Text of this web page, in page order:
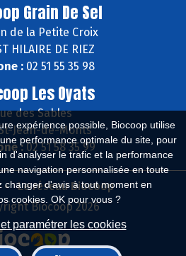
expérience possible, Biocoop utilise
performance optimale du site, pour
d'analyser le trafic et la performance
navigation personnalisée en toute
changer d'avis à tout moment en
cookies. OK pour vous ?
paramétrer les cookies
Grain De Sel
de la Petite Croix
HILAIRE DE RIEZ
: 02 51 55 35 98
Les Oyats
des Sables
Jean-de-Monts
:02 51 58 35 99
Le réseau Biocoop
Biocoop 2026